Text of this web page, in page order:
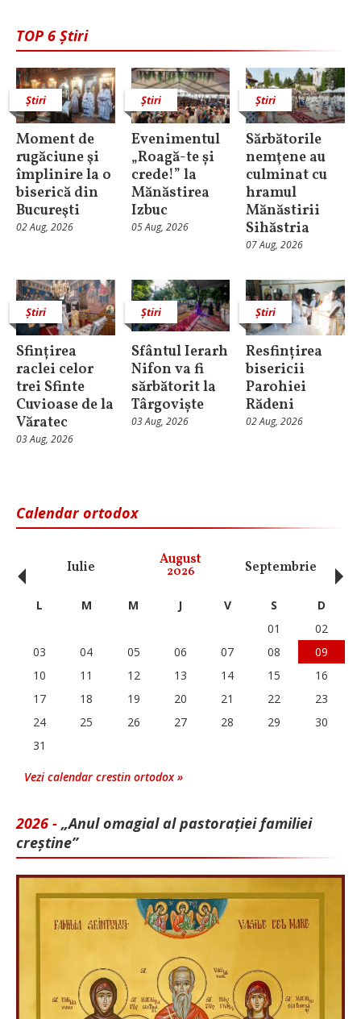
TOP 6 Știri
Știri
Moment de
rugăciune şi
împlinire la o
biserică din
Bucureşti
02 Aug, 2026
Știri
Evenimentul
„Roagă-te și
crede!” la
Mănăstirea
Izbuc
05 Aug, 2026
Știri
Sărbătorile
nemţene au
culminat cu
hramul
Mănăstirii
Sihăstria
07 Aug, 2026
Știri
Sfințirea
raclei celor
trei Sfinte
Cuvioase de la
Văratec
03 Aug, 2026
Știri
Sfântul Ierarh
Nifon va fi
sărbătorit la
Târgoviște
03 Aug, 2026
Știri
Resfințirea
bisericii
Parohiei
Rădeni
02 Aug, 2026
Calendar ortodox
Iulie August
2026 Septembrie
‹ L M M J V S
D
01
02
03
04 05 06 07 08
09
10
11 12 13 14 15
16
17
18 19 20 21 22
23
24
25 26 27 28 29
30
31
Vezi calendar crestin ortodox »
2026 - „Anul omagial al pastorației familiei
creștine”